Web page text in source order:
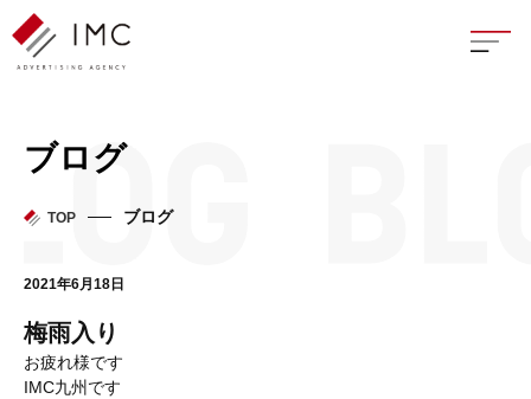
座談
ブログ
TOP ブログ
2021年6月18日
梅雨入り
お疲れ様です
IMC九州です